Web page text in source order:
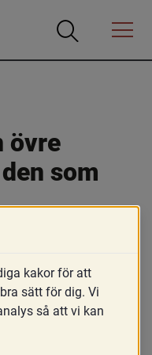
Öppna
Öppna
Menyn
övre
som
för vem som får
åldersskillnaden
kakor för att
sätt för dig. Vi
så att vi kan